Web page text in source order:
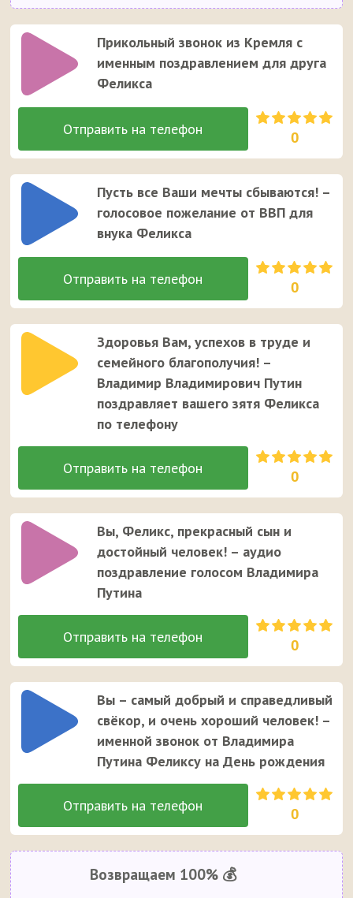
Прикольный звонок из Кремля с
именным поздравлением для друга
Феликса
0
Пусть все Ваши мечты сбываются! –
голосовое пожелание от ВВП для
внука Феликса
0
Здоровья Вам, успехов в труде и
семейного благополучия! –
Владимир Владимирович Путин
поздравляет вашего зятя Феликса
по телефону
0
Вы, Феликс, прекрасный сын и
достойный человек! – аудио
поздравление голосом Владимира
Путина
0
Вы – самый добрый и справедливый
свёкор, и очень хороший человек! –
именной звонок от Владимира
Путина Феликсу на День рождения
0
Возвращаем 100% 💰